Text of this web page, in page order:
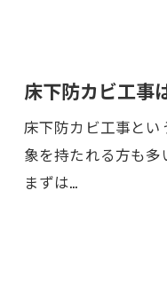
床下防カビ工事
床下防カビ工事と
象を持たれる方も多
まずは…